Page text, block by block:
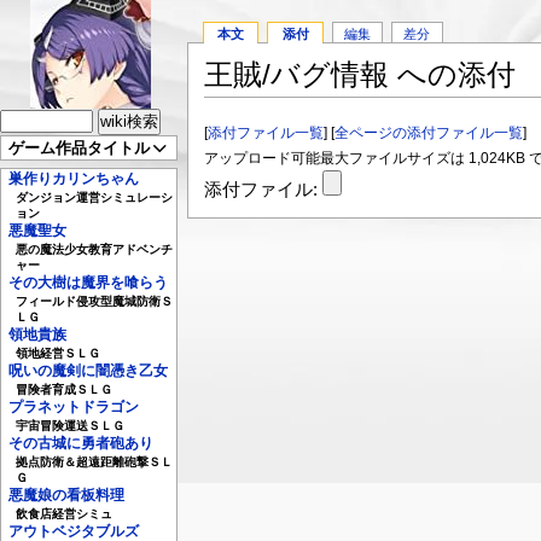
ゲーム作品タイトル
巣作りカリンちゃん
ダンジョン運営シミュレーシ
ョン
悪魔聖女
悪の魔法少女教育アドベンチ
ャー
その大樹は魔界を喰らう
フィールド侵攻型魔城防衛Ｓ
ＬＧ
領地貴族
領地経営ＳＬＧ
呪いの魔剣に闇憑き乙女
冒険者育成ＳＬＧ
プラネットドラゴン
宇宙冒険運送ＳＬＧ
その古城に勇者砲あり
拠点防衛＆超遠距離砲撃ＳＬ
Ｇ
悪魔娘の看板料理
飲食店経営シミュ
アウトベジタブルズ
本文 添付 編集 差分
王賊/バグ情報 への添付
[添付ファイル一覧] [全ページの添付ファイル一覧]
アップロード可能最大ファイルサイズは 1,024KB
添付ファイル: